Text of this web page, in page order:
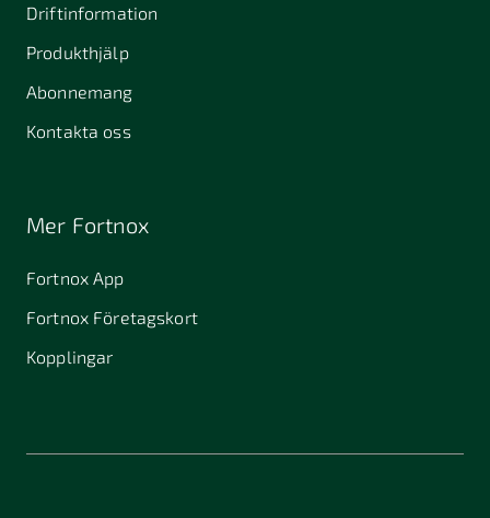
Driftinformation
Produkthjälp
Abonnemang
Kontakta oss
Mer Fortnox
Fortnox App
Fortnox Företagskort
Kopplingar